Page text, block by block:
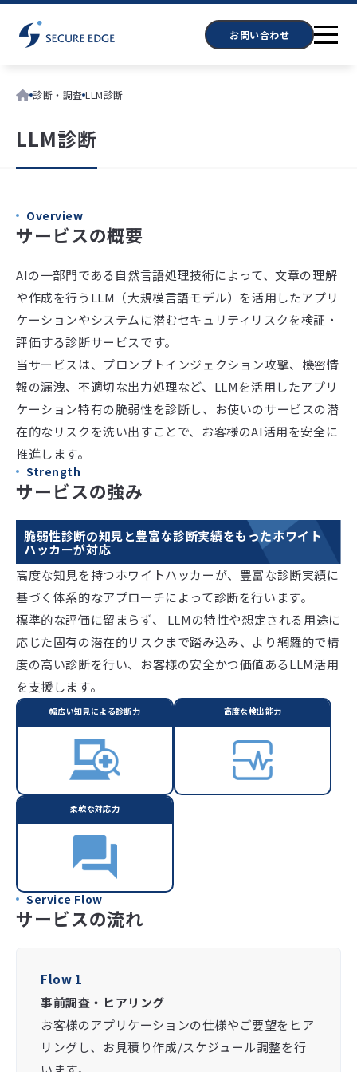
お問い合わせ
診断・調査 LLM診断
LLM診断
Overview
サービスの概要
AIの一部門である自然言語処理技術によって、文章の理解
や作成を行うLLM（大規模言語モデル）を活用したアプリ
ケーションやシステムに潜むセキュリティリスクを検証・
評価する診断サービスです。
当サービスは、プロンプトインジェクション攻撃、機密情
報の漏洩、不適切な出力処理など、LLMを活用したアプリ
ケーション特有の脆弱性を診断し、お使いのサービスの潜
在的なリスクを洗い出すことで、お客様のAI活用を安全に
推進します。
Strength
サービスの強み
脆弱性診断の知見と豊富な診断実績をもったホワイト
ハッカーが対応
高度な知見を持つホワイトハッカーが、豊富な診断実績に
基づく体系的なアプローチによって診断を行います。
標準的な評価に留まらず、 LLMの特性や想定される用途に
応じた固有の潜在的リスクまで踏み込み、より網羅的で精
度の高い診断を行い、お客様の安全かつ価値あるLLM活用
を支援します。
幅広い知見による診断力 高度な検出能力
柔軟な対応力
Service Flow
サービスの流れ
Flow 1
事前調査・ヒアリング
お客様のアプリケーションの仕様やご要望をヒア
リングし、お見積り作成/スケジュール調整を行